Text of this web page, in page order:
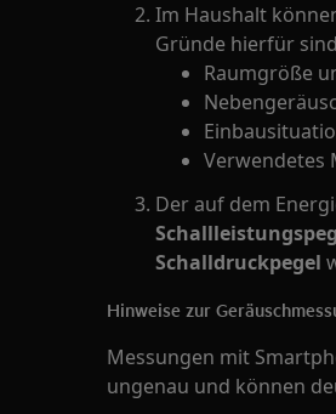
Im Haushalt
Gründe hierfür
Raumgröße
Verwendetes
Der auf dem
Schalldruckpegel
Hinweise zur
Messungen mit
ungenau und können